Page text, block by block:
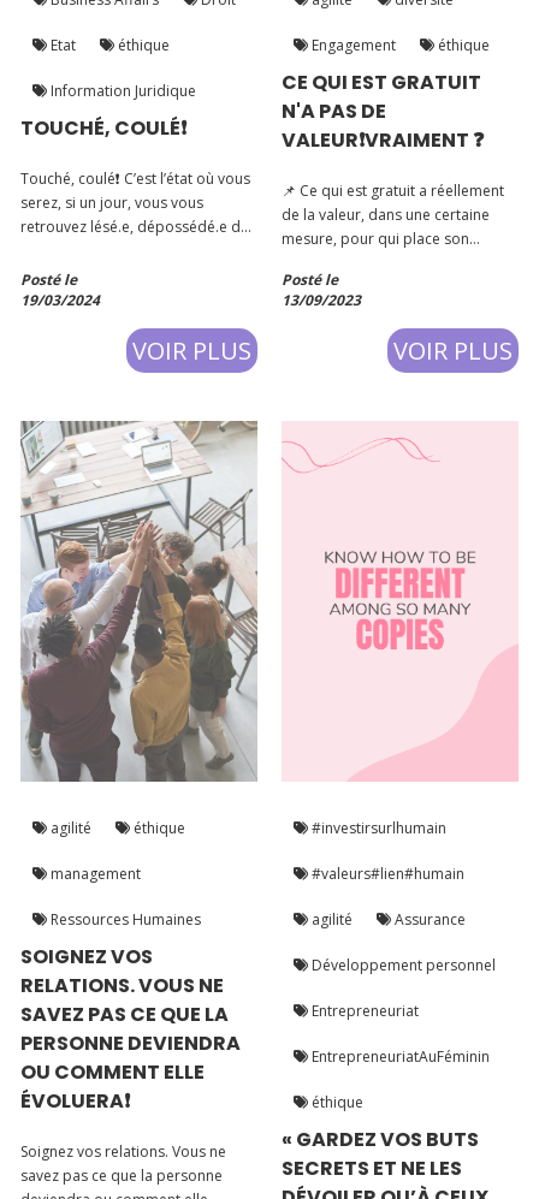
TOUCHÉ, COULÉ❗️
Touché, coulé❗️ C’est l’état où vous
serez, si un jour, vous vous
retrouvez lésé.e, dépossédé.e de
situation préjudiciable !
Posté le
19/03/2024
VOIR PLUS
Etat éthique
Information Juridique
CE QUI EST GRATUIT
N'A PAS DE
VALEUR❗VRAIMENT ❓
📌 Ce qui est gratuit a réellement
de la valeur, dans une certaine
mesure, pour qui place son
l'expertise, 👉🏽 une volonté de
transmission forte, 👉🏽 une qualité
de produits et/ou de services
irréprochables, peu importent l
Posté le
13/09/2023
VOIR PLUS
Engagement éthique
SOIGNEZ VOS
RELATIONS. VOUS NE
SAVEZ PAS CE QUE LA
PERSONNE DEVIENDRA
OU COMMENT ELLE
ÉVOLUERA❗
Soignez vos relations. Vous ne
savez pas ce que la personne
agilité éthique
management
Ressources Humaines
« GARDEZ VOS BUTS
SECRETS ET NE LES
#investirsurlhumain
#valeurs#lien#humain
agilité Assurance
Développement personnel
Entrepreneuriat
EntrepreneuriatAuFéminin
éthique